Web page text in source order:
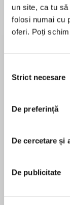
un site, ca tu
folosi numai cu
oferi. Poți
consimțământului
Strict necesare
De preferință
De cercetare și
De publicitate
Despre
She needs
chance at
After a year
thing
Desperate
joins a new
impossibly
owner.
În acest
Elysia
Elysia
Mississippi,